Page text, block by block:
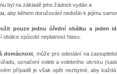
byl na základě jeho žádosti vydán a
, aby během doručování nedošlo k jejímu
pouze jednu úřední obálku a jeden
způsobí neplatnost hlasu.
domácnost, může pro odeslání na
označení voleb a volebního okrsku
případě je však opět nezbytné, aby